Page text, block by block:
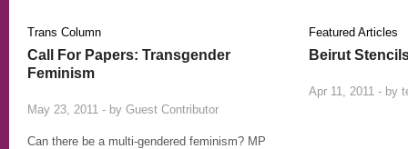
Trans Column
Call For Papers: Transgender
Feminism
May 23, 2011 - by Guest Contributor
Can there be a multi-gendered feminism? MP
Featured Articles
Beirut
Apr 11, 2011 - by